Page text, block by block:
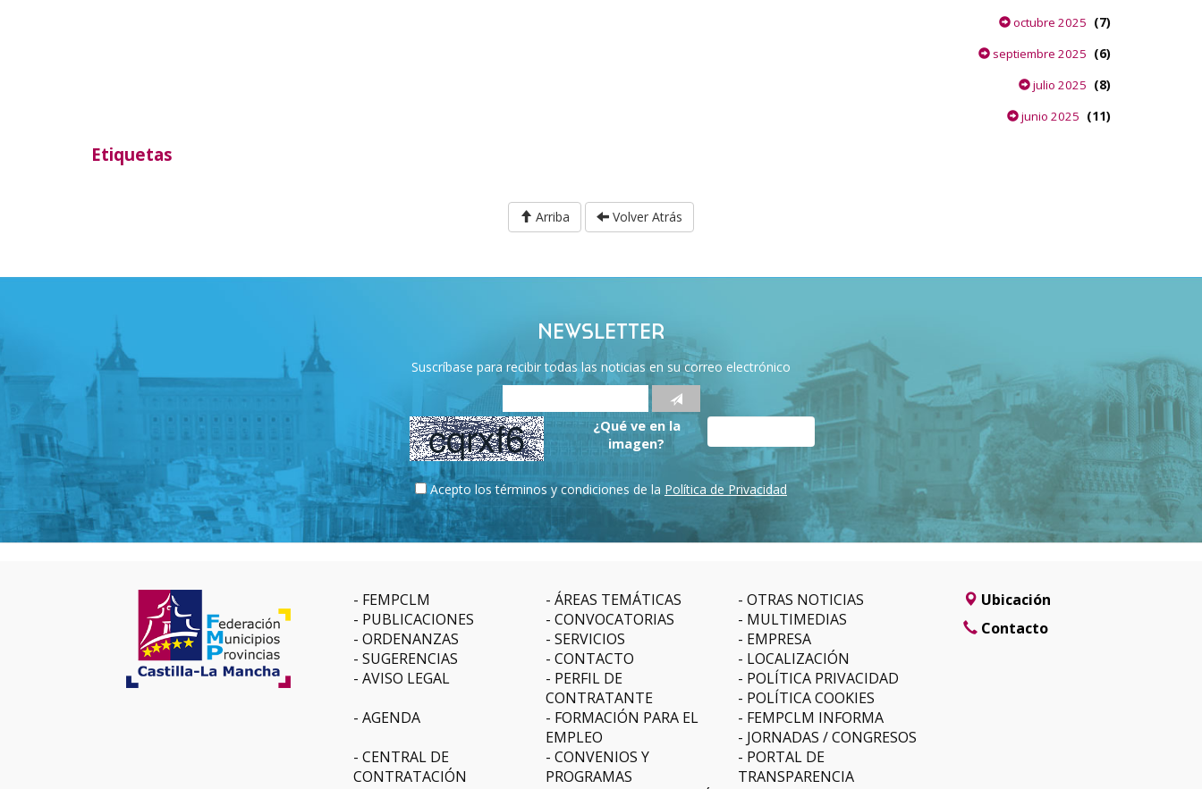
octubre 2025 (7)
septiembre 2025 (6)
julio 2025 (8)
junio 2025 (11)
Etiquetas
Arriba Volver Atrás
NEWSLETTER
Suscríbase para recibir todas las noticias en su correo electrónico
¿Qué ve en la
imagen?
Acepto los términos y condiciones de la Política de Privacidad
FEMPCLM ÁREAS TEMÁTICAS
OTRAS NOTICIAS
PUBLICACIONES
CONVOCATORIAS
MULTIMEDIAS
ORDENANZAS
SERVICIOS
EMPRESA
SUGERENCIAS
CONTACTO
LOCALIZACIÓN
AVISO LEGAL
PERFIL DE
CONTRATANTE
POLÍTICA PRIVACIDAD
POLÍTICA COOKIES
AGENDA
FORMACIÓN PARA EL
EMPLEO
FEMPCLM INFORMA
JORNADAS / CONGRESOS
CENTRAL DE
CONTRATACIÓN
CONVENIOS Y
PROGRAMAS
PORTAL DE
TRANSPARENCIA
Ubicación
Contacto